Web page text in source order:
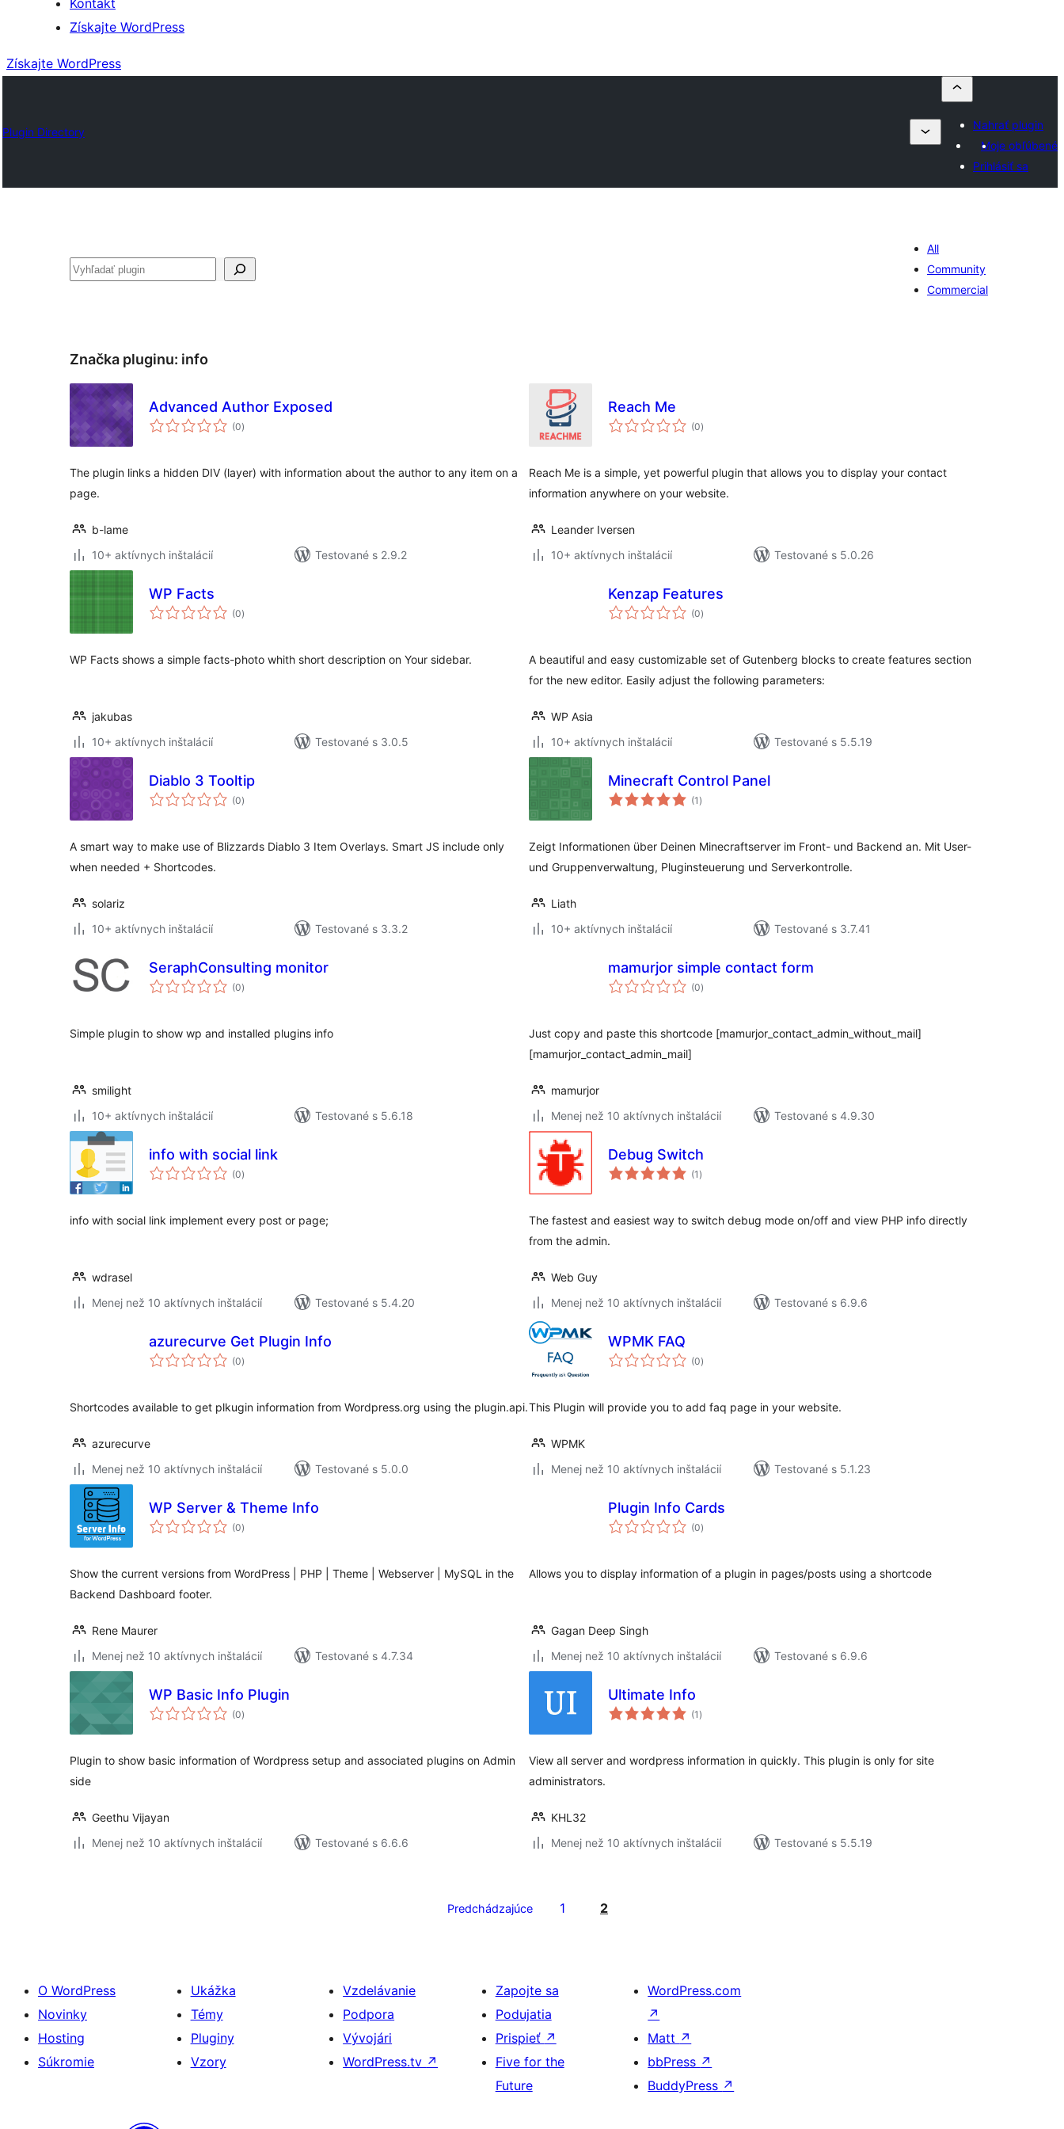
Kontakt
Získajte WordPress
Získajte WordPress
Plugin Directory
Nahrať plugin
Moje obľúbené
Prihlásiť sa
Hľadať
All
Community
Commercial
Značka pluginu: info
Advanced Author Exposed
(0celkové
hodnotenie
)
The plugin links a hidden DIV (layer) with information about the author to any item on a
page.
b-lame
10+ aktívnych inštalácií
Testované s 2.9.2
Reach Me
(0celkové
hodnotenie
)
Reach Me is a simple, yet powerful plugin that allows you to display your contact
information anywhere on your website.
Leander Iversen
10+ aktívnych inštalácií
Testované s 5.0.26
WP Facts
(0celkové
hodnotenie
)
WP Facts shows a simple facts-photo whith short description on Your sidebar.
jakubas
10+ aktívnych inštalácií
Testované s 3.0.5
Kenzap Features
(0celkové
hodnotenie
)
A beautiful and easy customizable set of Gutenberg blocks to create features section
for the new editor. Easily adjust the following parameters:
WP Asia
10+ aktívnych inštalácií
Testované s 5.5.19
Diablo 3 Tooltip
(0celkové
hodnotenie
)
A smart way to make use of Blizzards Diablo 3 Item Overlays. Smart JS include only
when needed + Shortcodes.
solariz
10+ aktívnych inštalácií
Testované s 3.3.2
Minecraft Control Panel
(1 celkové
hodnotenie
)
Zeigt Informationen über Deinen Minecraftserver im Front- und Backend an. Mit User-
und Gruppenverwaltung, Pluginsteuerung und Serverkontrolle.
Liath
10+ aktívnych inštalácií
Testované s 3.7.41
SeraphConsulting monitor
(0celkové
hodnotenie
)
Simple plugin to show wp and installed plugins info
smilight
10+ aktívnych inštalácií
Testované s 5.6.18
mamurjor simple contact form
(0celkové
hodnotenie
)
Just copy and paste this shortcode [mamurjor_contact_admin_without_mail]
[mamurjor_contact_admin_mail]
mamurjor
Menej než 10 aktívnych inštalácií
Testované s 4.9.30
info with social link
(0celkové
hodnotenie
)
info with social link implement every post or page;
wdrasel
Menej než 10 aktívnych inštalácií
Testované s 5.4.20
Debug Switch
(1 celkové
hodnotenie
)
The fastest and easiest way to switch debug mode on/off and view PHP info directly
from the admin.
Web Guy
Menej než 10 aktívnych inštalácií
Testované s 6.9.6
azurecurve Get Plugin Info
(0celkové
hodnotenie
)
Shortcodes available to get plkugin information from Wordpress.org using the plugin.api.
azurecurve
Menej než 10 aktívnych inštalácií
Testované s 5.0.0
WPMK FAQ
(0celkové
hodnotenie
)
This Plugin will provide you to add faq page in your website.
WPMK
Menej než 10 aktívnych inštalácií
Testované s 5.1.23
WP Server & Theme Info
(0celkové
hodnotenie
)
Show the current versions from WordPress | PHP | Theme | Webserver | MySQL in the
Backend Dashboard footer.
Rene Maurer
Menej než 10 aktívnych inštalácií
Testované s 4.7.34
Plugin Info Cards
(0celkové
hodnotenie
)
Allows you to display information of a plugin in pages/posts using a shortcode
Gagan Deep Singh
Menej než 10 aktívnych inštalácií
Testované s 6.9.6
WP Basic Info Plugin
(0celkové
hodnotenie
)
Plugin to show basic information of Wordpress setup and associated plugins on Admin
side
Geethu Vijayan
Menej než 10 aktívnych inštalácií
Testované s 6.6.6
Ultimate Info
(1 celkové
hodnotenie
)
View all server and wordpress information in quickly. This plugin is only for site
administrators.
KHL32
Menej než 10 aktívnych inštalácií
Testované s 5.5.19
Predchádzajúce 1 2
O WordPress
Novinky
Hosting
Súkromie
Ukážka
Témy
Pluginy
Vzory
Vzdelávanie
Podpora
Vývojári
WordPress.tv ↗
Zapojte sa
Podujatia
Prispieť ↗
Five for the
Future
WordPress.com
↗
Matt ↗
bbPress ↗
BuddyPress ↗